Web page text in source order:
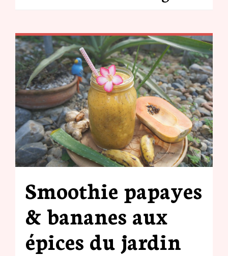
Smoothie papayes
& bananes aux
épices du jardin